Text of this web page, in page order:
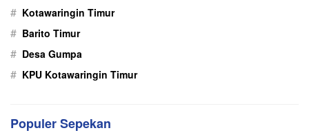
# Kotawaringin Timur
# Barito Timur
# Desa Gumpa
# KPU Kotawaringin Timur
Populer Sepekan